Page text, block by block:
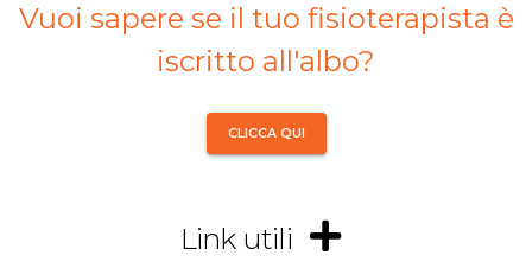
Vuoi sapere se il tuo fisioterapista è
iscritto all'albo?
CLICCA QUI
Link utili